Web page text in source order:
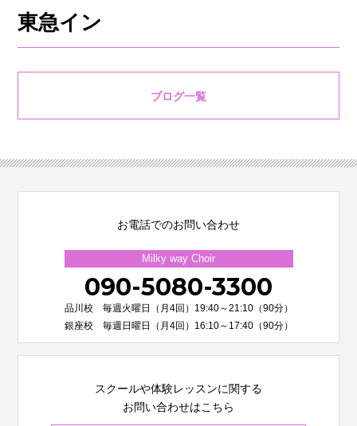
東急イン
ブログ一覧
お電話でのお問い合わせ
Milky way Choir
090-5080-3300
品川校 毎週火曜日（月4回）19:40～21:10（90分）
銀座校 毎週日曜日（月4回）16:10～17:40（90分）
スクールや体験レッスンに関する
お問い合わせはこちら